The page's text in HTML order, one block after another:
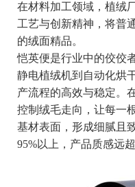
在材料加工领域，植绒
工艺与创新精神，将普
的绒面精品。
恺英便是行业中的佼佼
静电植绒机到自动化烘
产流程的高效与稳定。
控制绒毛走向，让每一
基材表面，形成细腻且
95%以上，产品质感远